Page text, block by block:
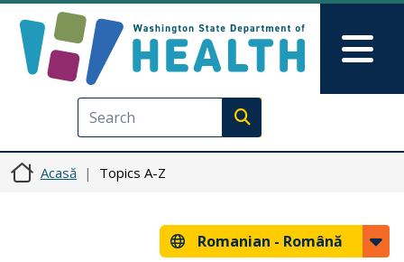
Execute search
Acasă Topics A-Z
Romanian - Română